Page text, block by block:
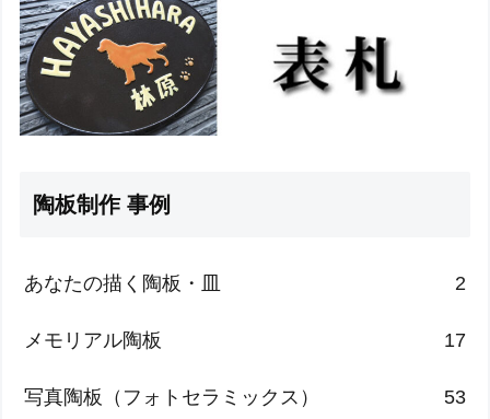
陶板制作 事例
あなたの描く陶板・皿 2
メモリアル陶板 17
写真陶板（フォトセラミックス） 53